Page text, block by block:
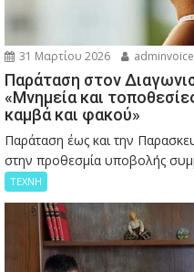
31 Μαρτίου 2026 adminvoice
Παράταση στον
«Μνημεία και
καμβά και φακού»
Παράταση έως και την
στην προθεσμία υποβολής
ΤΕΧΝΗ